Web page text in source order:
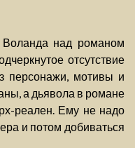
над романом
отсутствие
персонажи, мотивы и
а дьявола в романе
реален. Ему не надо
и потом добиваться